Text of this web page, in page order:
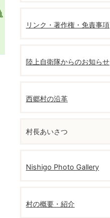
リンク・著作権・免責事項
陸上自衛隊からのお知らせ
西郷村の沿革
村長あいさつ
Nishigo Photo Gallery
村の概要・紹介